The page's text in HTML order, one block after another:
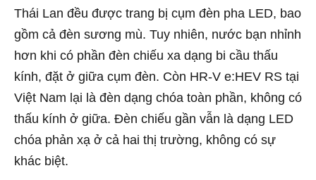
Thái Lan đều được trang bị cụm đèn pha LED, bao
gồm cả đèn sương mù. Tuy nhiên, nước bạn nhỉnh
hơn khi có phần đèn chiếu xa dạng bi cầu thấu
kính, đặt ở giữa cụm đèn. Còn HR-V e:HEV RS tại
Việt Nam lại là đèn dạng chóa toàn phần, không có
thấu kính ở giữa. Đèn chiếu gần vẫn là dạng LED
chóa phản xạ ở cả hai thị trường, không có sự
khác biệt.